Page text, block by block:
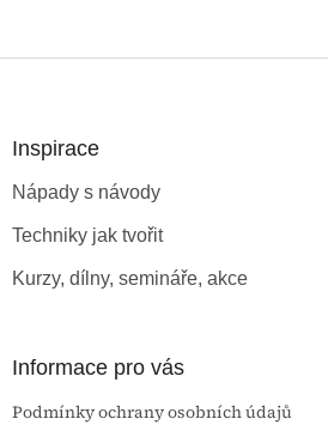
Inspirace
Nápady s návody
Techniky jak tvořit
Kurzy, dílny, semináře, akce
Informace pro vás
Podmínky ochrany osobních údajů